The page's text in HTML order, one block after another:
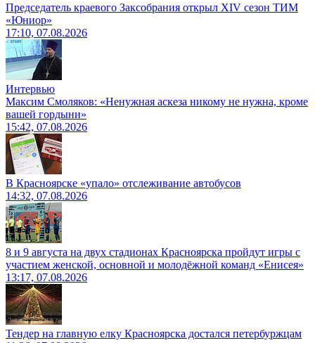
Председатель краевого Заксобрания открыл XIV сезон ТИМ
«Юниор»
17:10, 07.08.2026
Интервью
Максим Смоляков: «Ненужная аскеза никому не нужна, кроме
вашей гордыни»
15:42, 07.08.2026
В Красноярске «упало» отслеживание автобусов
14:32, 07.08.2026
8 и 9 августа на двух стадионах Красноярска пройдут игры с
участием женской, основной и молодёжной команд «Енисея»
13:17, 07.08.2026
Тендер на главную елку Красноярска достался петербуржцам